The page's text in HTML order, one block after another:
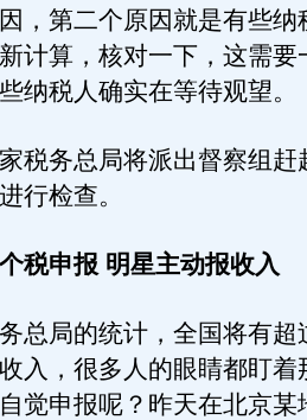
，第二个原因就是有些纳
计算，核对一下，这需要
纳税人确实在等待观望。
务总局将派出督察组赶
行检查。
税申报 明星主动报收入
局的统计，全国将有超
入，很多人的眼睛都盯着
觉申报呢？昨天在北京某